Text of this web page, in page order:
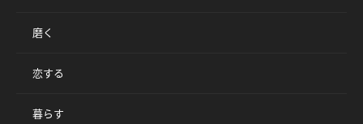
磨く
恋する
暮らす